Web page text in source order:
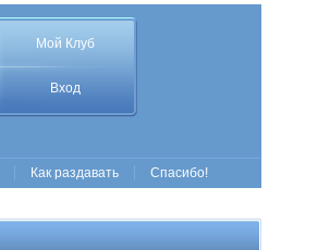
Мой Клуб
Вход
Как раздавать Спасибо!